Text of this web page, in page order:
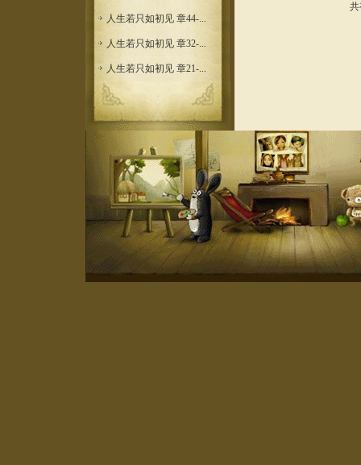
人生若只如初见 章44-...
人生若只如初见 章32-...
人生若只如初见 章21-...
共